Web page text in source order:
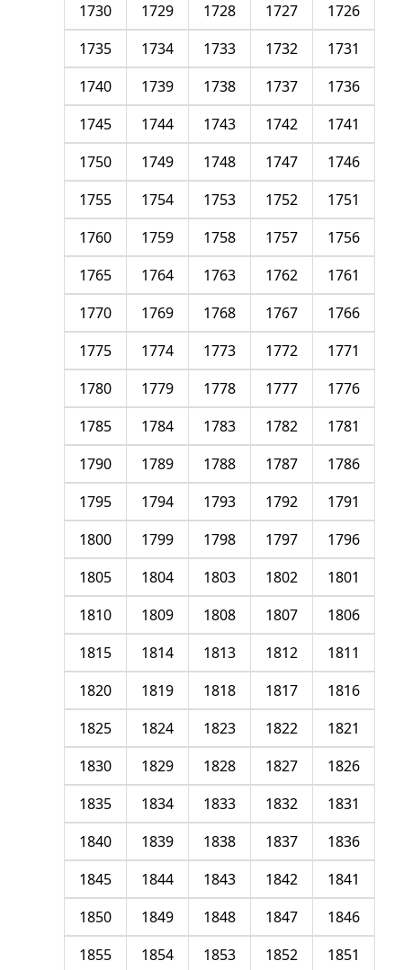
1726
1727
1728
1729
1730
1731
1732
1733
1734
1735
1736
1737
1738
1739
1740
1741
1742
1743
1744
1745
1746
1747
1748
1749
1750
1751
1752
1753
1754
1755
1756
1757
1758
1759
1760
1761
1762
1763
1764
1765
1766
1767
1768
1769
1770
1771
1772
1773
1774
1775
1776
1777
1778
1779
1780
1781
1782
1783
1784
1785
1786
1787
1788
1789
1790
1791
1792
1793
1794
1795
1796
1797
1798
1799
1800
1801
1802
1803
1804
1805
1806
1807
1808
1809
1810
1811
1812
1813
1814
1815
1816
1817
1818
1819
1820
1821
1822
1823
1824
1825
1826
1827
1828
1829
1830
1831
1832
1833
1834
1835
1836
1837
1838
1839
1840
1841
1842
1843
1844
1845
1846
1847
1848
1849
1850
1851
1852
1853
1854
1855